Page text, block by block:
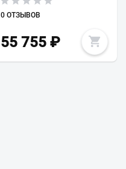
0 ОТЗЫВОВ
55 755₽